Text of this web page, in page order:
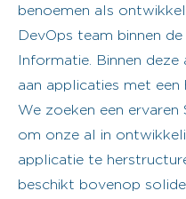
benoemen als
DevOps team binnen
Informatie. Binnen
aan applicaties met
We zoeken een
om onze al in
applicatie te
beschikt bovenop